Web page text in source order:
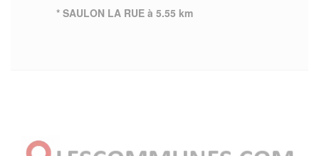
* SAULON LA RUE à 5.55 km